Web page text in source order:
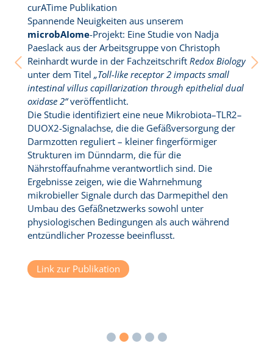
curATime Publikation
Spannende Neuigkeiten aus unserem
microbAIome-Projekt: Eine Studie von Nadja
Paeslack aus der Arbeitsgruppe von Christoph
Reinhardt wurde in der Fachzeitschrift Redox Biology
unter dem Titel „Toll-like receptor 2 impacts small
intestinal villus capillarization through epithelial dual
oxidase 2“veröffentlicht.
Die Studie identifiziert eine neue Mikrobiota–TLR2–
DUOX2-Signalachse, die die Gefäßversorgung der
Darmzotten reguliert – kleiner fingerförmiger
Strukturen im Dünndarm, die für die
Nährstoffaufnahme verantwortlich sind. Die
Ergebnisse zeigen, wie die Wahrnehmung
mikrobieller Signale durch das Darmepithel den
Umbau des Gefäßnetzwerks sowohl unter
physiologischen Bedingungen als auch während
entzündlicher Prozesse beeinflusst.
Link zur Publikation